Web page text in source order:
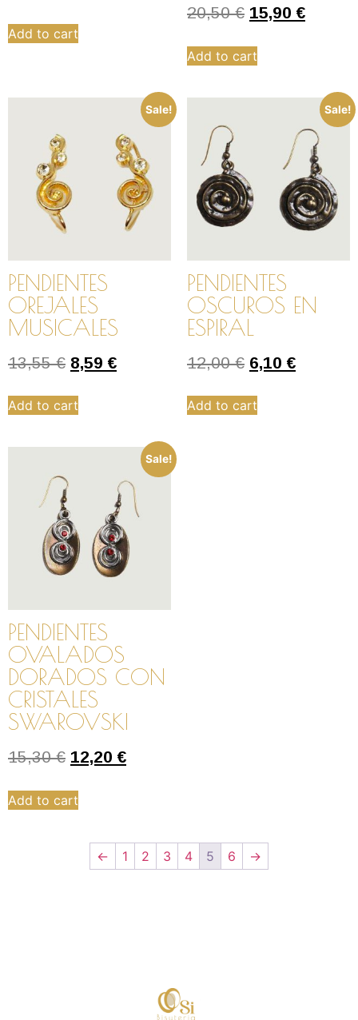
Add to cart
20,50€ 15,90 €
Add to cart
Sale!
PENDIENTES
OREJALES
MUSICALES
13,55€ 8,59 €
Add to cart
Sale!
PENDIENTES
OSCUROS EN
ESPIRAL
12,00€ 6,10 €
Add to cart
Sale!
PENDIENTES
OVALADOS
DORADOS CON
CRISTALES
SWAROVSKI
15,30€ 12,20 €
Add to cart
← 1 2 3 4 5 6 →